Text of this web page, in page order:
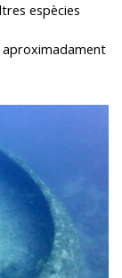
espècies
aproximadament